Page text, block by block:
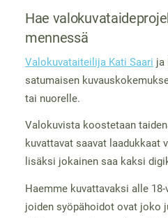
Hae
mennessä
Valokuvataiteilija Kati Saari ja
satumaisen
tai nuorelle.
Valokuvista koostetaan
kuvattavat saavat laadukkaat
lisäksi jokainen saa kaksi
Haemme kuvattavaksi alle
joiden syöpähoidot ovat joko